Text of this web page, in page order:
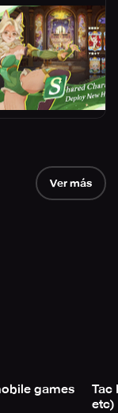
Ver más
games
Tac
etc)